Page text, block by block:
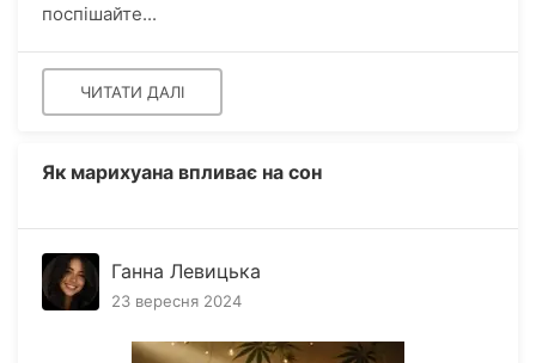
поспішайте...
ЧИТАТИ ДАЛІ
Як марихуана впливає на сон
Ганна Левицька
23 вересня 2024